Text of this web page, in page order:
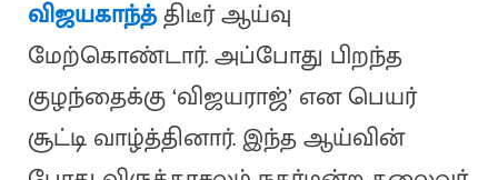
விஜயகாந்த்திடீர் ஆய்வு
மேற்கொண்டார். அப்போது பிறந்த
குழந்தைக்கு ‘விஜயராஜ்’ என பெயர்
சூட்டி வாழ்த்தினார். இந்த ஆய்வின்